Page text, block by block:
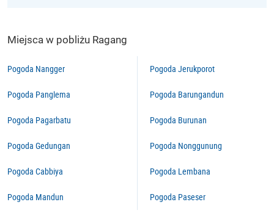
Miejsca w pobliżu Ragang
Pogoda Nangger
Pogoda Panglema
Pogoda Pagarbatu
Pogoda Gedungan
Pogoda Cabbiya
Pogoda Mandun
Pogoda Jerukporot
Pogoda Barungandun
Pogoda Burunan
Pogoda Nonggunung
Pogoda Lembana
Pogoda Paseser